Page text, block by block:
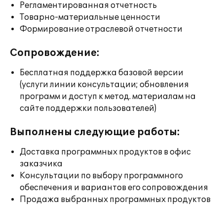
Регламентированная отчетность
Товарно-материальные ценности
Формирование отраслевой отчетности
Сопровождение:
Бесплатная поддержка базовой версии
(услуги линии консультации; обновления
программ и доступ к метод. материалам на
сайте поддержки пользователей)
Выполнены следующие работы:
Доставка программных продуктов в офис
заказчика
Консультации по выбору программного
обеспечения и вариантов его сопровождения
Продажа выбранных программных продуктов